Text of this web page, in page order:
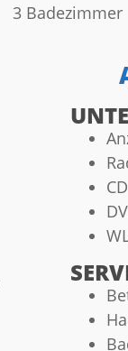
3 Badezimmer